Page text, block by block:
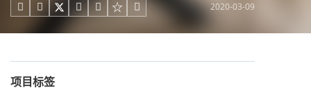
     2020-03-09
项目标签